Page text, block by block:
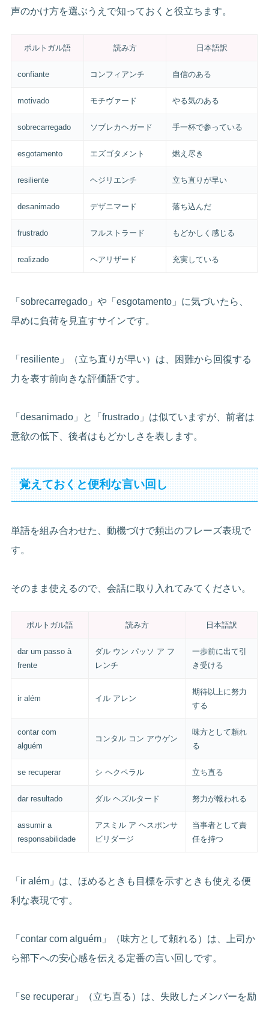
声のかけ方を選ぶうえで知っておくと役立ちます。
ポルトガル語 読み方 日本語訳
confiante コンフィアンチ 自信のある
motivado モチヴァード やる気のある
sobrecarregado ソブレカヘガード 手一杯で参っている
esgotamento エズゴタメント 燃え尽き
resiliente ヘジリエンチ 立ち直りが早い
desanimado デザニマード 落ち込んだ
frustrado フルストラード もどかしく感じる
realizado ヘアリザード 充実している
「sobrecarregado」や「esgotamento」に気づいたら、
早めに負荷を見直すサインです。
「resiliente」（立ち直りが早い）は、困難から回復する
力を表す前向きな評価語です。
「desanimado」と「frustrado」は似ていますが、前者は
意欲の低下、後者はもどかしさを表します。
覚えておくと便利な言い回し
単語を組み合わせた、動機づけで頻出のフレーズ表現で
す。
そのまま使えるので、会話に取り入れてみてください。
ポルトガル語 読み方 日本語訳
dar um passo à
frente
ダル ウン パッソ ア フ
レンチ
一歩前に出て引
き受ける
ir além イル アレン
期待以上に努力
する
contar com
alguém
コンタル コン アウゲン
味方として頼れ
る
se recuperar シ ヘクペラル 立ち直る
dar resultado ダル ヘズルタード 努力が報われる
assumir a
responsabilidade
アスミル ア ヘスポンサ
ビリダージ
当事者として責
任を持つ
「ir além」は、ほめるときも目標を示すときも使える便
利な表現です。
「contar com alguém」（味方として頼れる）は、上司か
ら部下への安心感を伝える定番の言い回しです。
「se recuperar」（立ち直る）は、失敗したメンバーを励